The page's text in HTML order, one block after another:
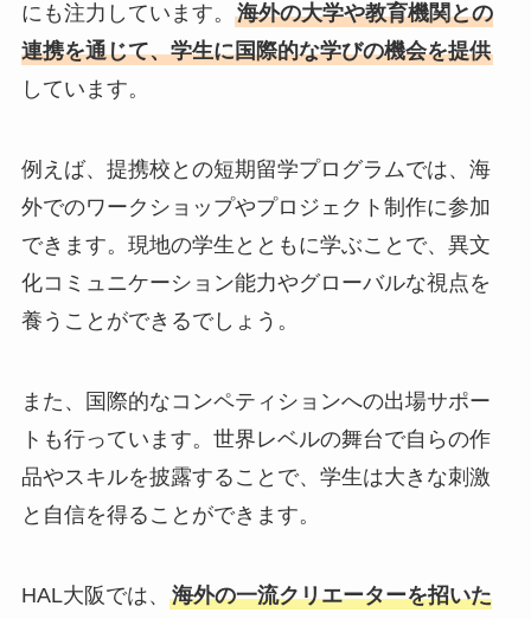
にも注力しています。 海外の大学や教育機関との
連携を通じて、学生に国際的な学びの機会を提供
しています。
例えば、提携校との短期留学プログラムでは、海
外でのワークショップやプロジェクト制作に参加
できます。現地の学生とともに学ぶことで、異文
化コミュニケーション能力やグローバルな視点を
養うことができるでしょう。
また、国際的なコンペティションへの出場サポー
トも行っています。世界レベルの舞台で自らの作
品やスキルを披露することで、学生は大きな刺激
と自信を得ることができます。
HAL大阪では、 海外の一流クリエーターを招いた